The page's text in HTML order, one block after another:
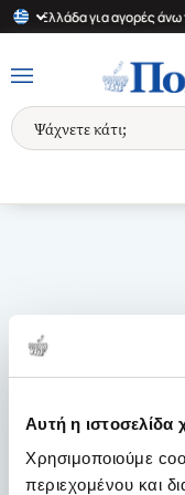
Αυτή η ιστοσελίδα
Χρησιμοποιούμε
περιεχομένου και
Ελλάδα για αγορές άνω